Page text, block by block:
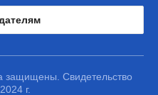
защищены. Свидетельство
г.